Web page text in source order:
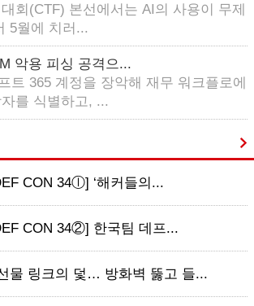
회(CTF) 본선에서는 AI의 사용이 무제
5월에 치러...
악용 피싱 공격으...
트 365 계정을 장악해 재무 워크플로에
를 식별하고, ...
CON 34ⓛ] ‘해커들의...
CON 34②] 한국팀 데프...
물 링크의 덫… 방화벽 뚫고 들...